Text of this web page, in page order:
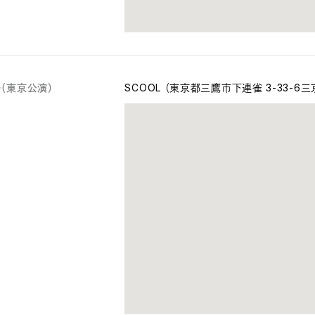
東京公演） SCOOL （東京都三鷹市下連雀 3-33-6三